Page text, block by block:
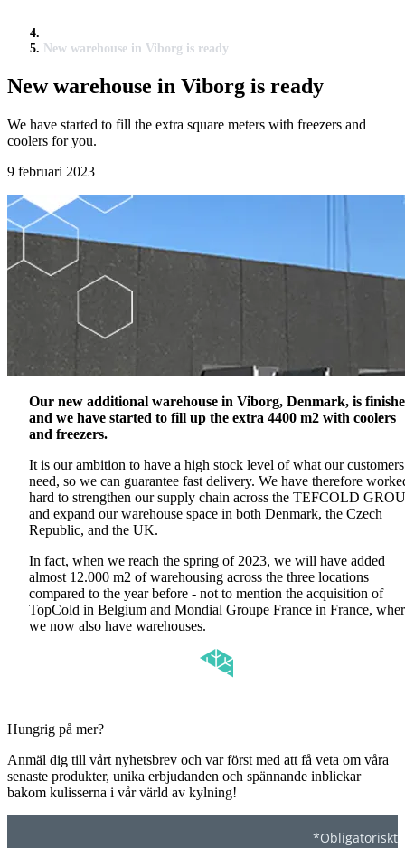
New warehouse in Viborg is ready
New warehouse in Viborg is ready
We have started to fill the extra square meters with freezers and
coolers for you.
9 februari 2023
Our new additional warehouse in Viborg, Denmark, is
and we have started to fill up the extra 4400 m2 with coolers
and freezers.
It is our ambition to have a high stock level of what our customers
need, so we can guarantee fast delivery. We have therefore
hard to strengthen our supply chain across the TEFCOLD
and expand our warehouse space in both Denmark, the Czech
Republic, and the UK.
In fact, when we reach the spring of 2023, we will have added
almost 12.000 m2 of warehousing across the three locations
compared to the year before - not to mention the acquisition of
TopCold in Belgium and Mondial Groupe France in France,
we now also have warehouses.
Hungrig på mer?
Anmäl dig till vårt nyhetsbrev och var först med att få veta om våra
senaste produkter, unika erbjudanden och spännande inblickar
bakom kulisserna i vår värld av kylning!
*Obligatoriskt